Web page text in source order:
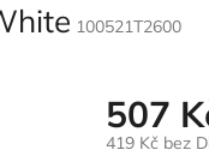
100521T2600
507
419 Kč bez